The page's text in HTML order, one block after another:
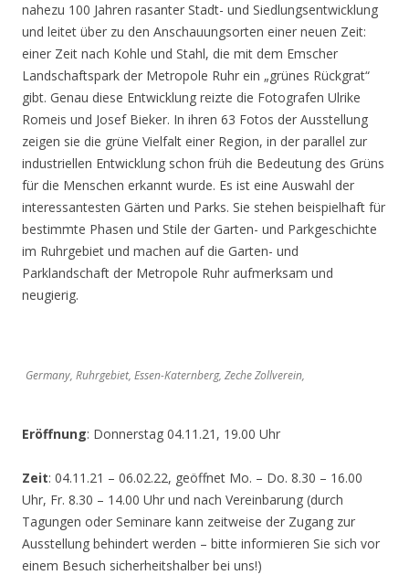
nahezu 100 Jahren rasanter Stadt- und Siedlungsentwicklung
und leitet über zu den Anschauungsorten einer neuen Zeit:
einer Zeit nach Kohle und Stahl, die mit dem Emscher
Landschaftspark der Metropole Ruhr ein „grünes Rückgrat“
gibt. Genau diese Entwicklung reizte die Fotografen Ulrike
Romeis und Josef Bieker. In ihren 63 Fotos der Ausstellung
zeigen sie die grüne Vielfalt einer Region, in der parallel zur
industriellen Entwicklung schon früh die Bedeutung des Grüns
für die Menschen erkannt wurde. Es ist eine Auswahl der
interessantesten Gärten und Parks. Sie stehen beispielhaft für
bestimmte Phasen und Stile der Garten- und Parkgeschichte
im Ruhrgebiet und machen auf die Garten- und
Parklandschaft der Metropole Ruhr aufmerksam und
neugierig.
Germany, Ruhrgebiet, Essen-Katernberg, Zeche Zollverein,
Eröffnung: Donnerstag 04.11.21, 19.00 Uhr
Zeit: 04.11.21 – 06.02.22, geöffnet Mo. – Do. 8.30 – 16.00
Uhr, Fr. 8.30 – 14.00 Uhr und nach Vereinbarung (durch
Tagungen oder Seminare kann zeitweise der Zugang zur
Ausstellung behindert werden – bitte informieren Sie sich vor
einem Besuch sicherheitshalber bei uns!)